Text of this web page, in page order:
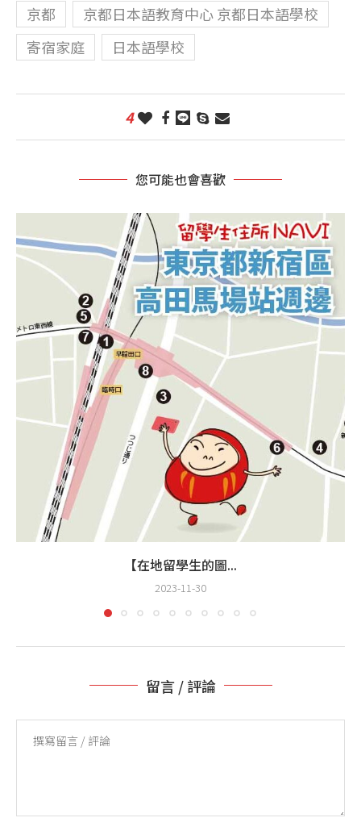
京都
京都日本語教育中心 京都日本語學校
寄宿家庭
日本語學校
4
您可能也會喜歡
【在地留學生的圖...
2023-11-30
留言 / 評論